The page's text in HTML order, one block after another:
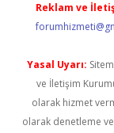
Reklam ve
Yasal Uyarı:
ve İletişim
olarak hizmet
olarak denetleme